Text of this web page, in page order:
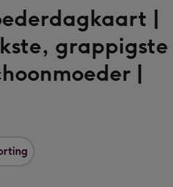
|
grappigste
|